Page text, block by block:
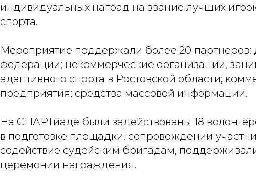
индивидуальных наград на звание лучших
спорта.
Мероприятие поддержали более 20 партнеров:
федерации; некоммерческие организации,
адаптивного спорта в Ростовской области;
предприятия; средства массовой информации.
На СПАРТиаде были задействованы 18
в подготовке площадки, сопровождении
содействие судейским бригадам,
церемонии награждения.